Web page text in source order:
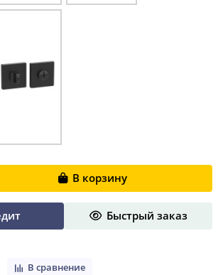
В корзину
Быстрый заказ
В сравнение